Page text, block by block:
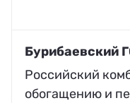
Бурибаевский
Российский
обогащению и